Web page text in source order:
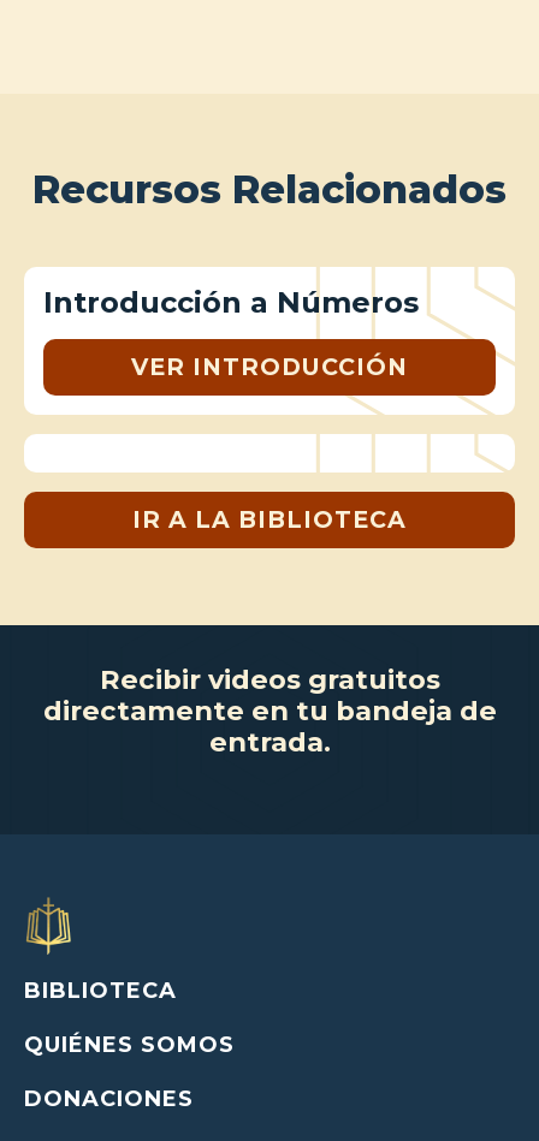
Recursos Relacionados
Introducción a Números
VER INTRODUCCIÓN
IR A LA BIBLIOTECA
Recibir videos gratuitos
directamente en tu bandeja de
entrada.
BIBLIOTECA
QUIÉNES SOMOS
DONACIONES